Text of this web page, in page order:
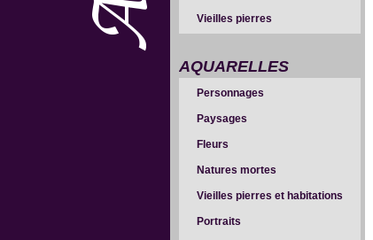
Vieilles pierres
AQUARELLES
Personnages
Paysages
Fleurs
Natures mortes
Vieilles pierres et habitations
Portraits